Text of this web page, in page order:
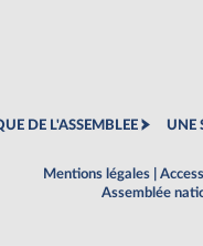
DE L'ASSEMBLEE UNE
Mentions légales
Assemblée